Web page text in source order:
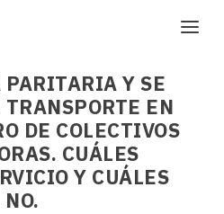
PARITARIA Y SE
EN
DE COLECTIVOS
CUÁLES
Y CUÁLES
NO.